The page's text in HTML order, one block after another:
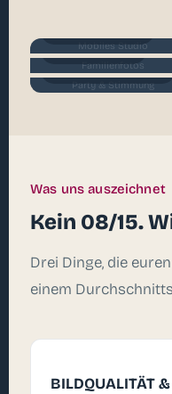
Mobiles Studio
Familienfotos
Familienfotos
Party & Stimmung
Party & Stimmung
Was uns auszeichnet
Kein 08/15.
Drei Dinge, die
einem
BILDQUALITÄT